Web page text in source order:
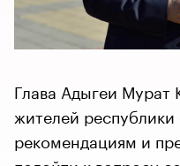
Глава Адыгеи Мурат
жителей республики
рекомендациям и